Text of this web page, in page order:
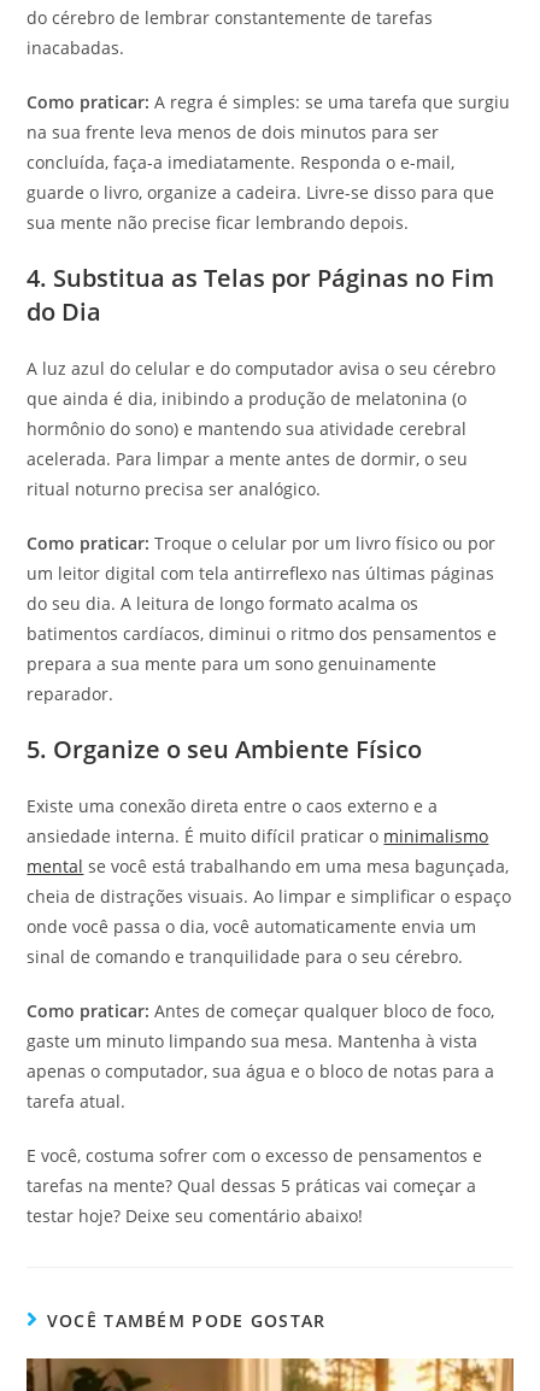
do cérebro de lembrar constantemente de tarefas
inacabadas.
Como praticar: A regra é simples: se uma tarefa que surgiu
na sua frente leva menos de dois minutos para ser
concluída, faça-a imediatamente. Responda o e-mail,
guarde o livro, organize a cadeira. Livre-se disso para que
sua mente não precise ficar lembrando depois.
4. Substitua as Telas por Páginas no Fim
do Dia
A luz azul do celular e do computador avisa o seu cérebro
que ainda é dia, inibindo a produção de melatonina (o
hormônio do sono) e mantendo sua atividade cerebral
acelerada. Para limpar a mente antes de dormir, o seu
ritual noturno precisa ser analógico.
Como praticar: Troque o celular por um livro físico ou por
um leitor digital com tela antirreflexo nas últimas páginas
do seu dia. A leitura de longo formato acalma os
batimentos cardíacos, diminui o ritmo dos pensamentos e
prepara a sua mente para um sono genuinamente
reparador.
5. Organize o seu Ambiente Físico
Existe uma conexão direta entre o caos externo e a
ansiedade interna. É muito difícil praticar o minimalismo
mental se você está trabalhando em uma mesa bagunçada,
cheia de distrações visuais. Ao limpar e simplificar o espaço
onde você passa o dia, você automaticamente envia um
sinal de comando e tranquilidade para o seu cérebro.
Como praticar: Antes de começar qualquer bloco de foco,
gaste um minuto limpando sua mesa. Mantenha à vista
apenas o computador, sua água e o bloco de notas para a
tarefa atual.
E você, costuma sofrer com o excesso de pensamentos e
tarefas na mente? Qual dessas 5 práticas vai começar a
testar hoje? Deixe seu comentário abaixo!
VOCÊ TAMBÉM PODE GOSTAR